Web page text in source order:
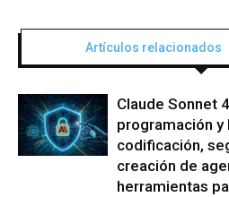
Artículos relacionados
Claude Sonnet
programación y
codificación,
creación de
herramientas